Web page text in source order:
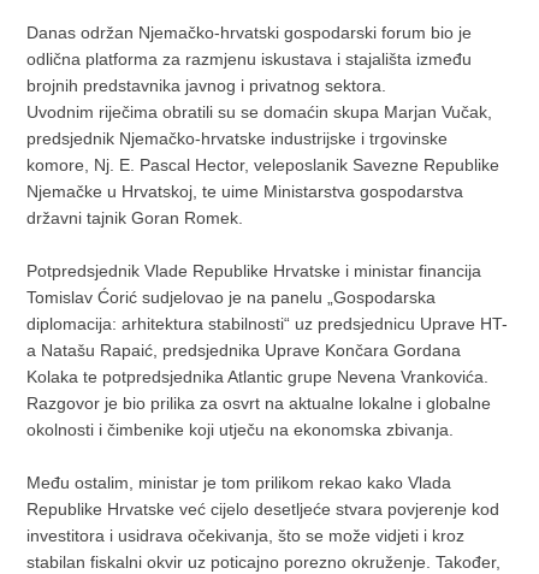
Danas održan Njemačko-hrvatski gospodarski forum bio je
odlična platforma za razmjenu iskustava i stajališta između
brojnih predstavnika javnog i privatnog sektora.
Uvodnim riječima obratili su se domaćin skupa Marjan Vučak,
predsjednik Njemačko-hrvatske industrijske i trgovinske
komore, Nj. E. Pascal Hector, veleposlanik Savezne Republike
Njemačke u Hrvatskoj, te uime Ministarstva gospodarstva
državni tajnik Goran Romek.
Potpredsjednik Vlade Republike Hrvatske i ministar financija
Tomislav Ćorić sudjelovao je na panelu „Gospodarska
diplomacija: arhitektura stabilnosti“ uz predsjednicu Uprave HT-
a Natašu Rapaić, predsjednika Uprave Končara Gordana
Kolaka te potpredsjednika Atlantic grupe Nevena Vrankovića.
Razgovor je bio prilika za osvrt na aktualne lokalne i globalne
okolnosti i čimbenike koji utječu na ekonomska zbivanja.
Među ostalim, ministar je tom prilikom rekao kako Vlada
Republike Hrvatske već cijelo desetljeće stvara povjerenje kod
investitora i usidrava očekivanja, što se može vidjeti i kroz
stabilan fiskalni okvir uz poticajno porezno okruženje. Također,